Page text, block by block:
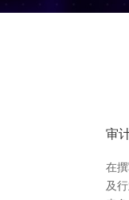
审
在
及